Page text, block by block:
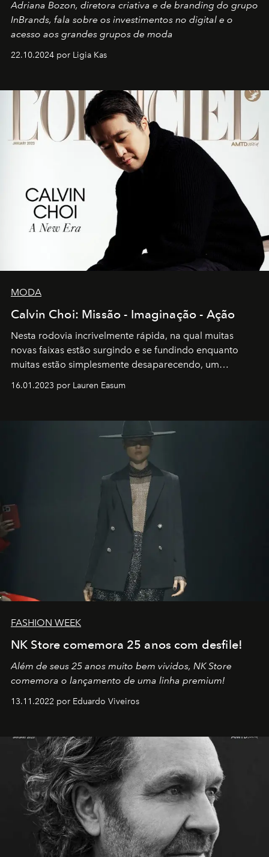
Adriana Bozon, diretora criativa e de branding do grupo
InBrands, fala sobre os investimentos no digital e o
acesso aos grandes grupos de moda
22.10.2024 por Ligia Kas
MODA
Calvin Choi: Missão - Imaginação - Ação
Nesta rodovia incrivelmente rápida, na qual muitas
novas faixas estão surgindo e se fundindo enquanto
muitas estão simplesmente desaparecendo, um
transportador AMTD abrindo caminho para muitos
por propósitos, com um claro senso de missão na vida e
16.01.2023 por Lauren Easum
FASHION WEEK
NK Store comemora 25 anos com desfile!
Além de seus 25 anos muito bem vividos, NK Store
comemora o lançamento de uma linha premium!
13.11.2022 por Eduardo Viveiros